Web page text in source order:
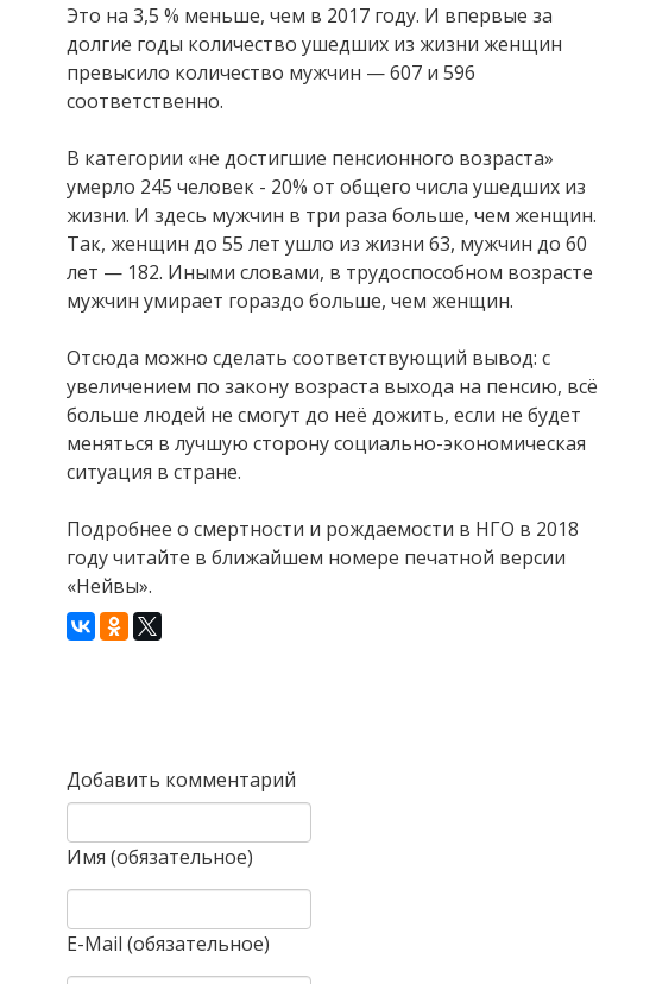
Это на 3,5 % меньше, чем в 2017 году. И впервые за
долгие годы количество ушедших из жизни женщин
превысило количество мужчин — 607 и 596
соответственно.
В категории «не достигшие пенсионного возраста»
умерло 245 человек - 20% от общего числа ушедших из
жизни. И здесь мужчин в три раза больше, чем женщин.
Так, женщин до 55 лет ушло из жизни 63, мужчин до 60
лет — 182. Иными словами, в трудоспособном возрасте
мужчин умирает гораздо больше, чем женщин.
Отсюда можно сделать соответствующий вывод: с
увеличением по закону возраста выхода на пенсию, всё
больше людей не смогут до неё дожить, если не будет
меняться в лучшую сторону социально-экономическая
ситуация в стране.
Подробнее о смертности и рождаемости в НГО в 2018
году читайте в ближайшем номере печатной версии
«Нейвы».
Добавить комментарий
Имя (обязательное)
E-Mail (обязательное)